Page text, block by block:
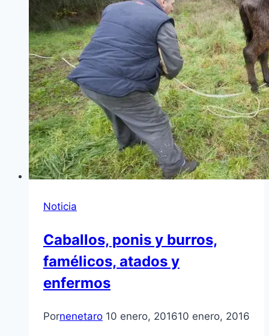
Noticia
Caballos, ponis y burros,
famélicos, atados y
enfermos
Pornenetaro 10 enero, 201610 enero, 2016